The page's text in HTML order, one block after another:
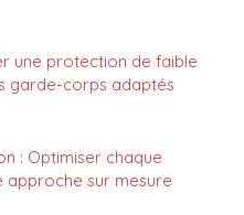
une protection de faible
garde-corps adaptés
: Optimiser chaque
approche sur mesure